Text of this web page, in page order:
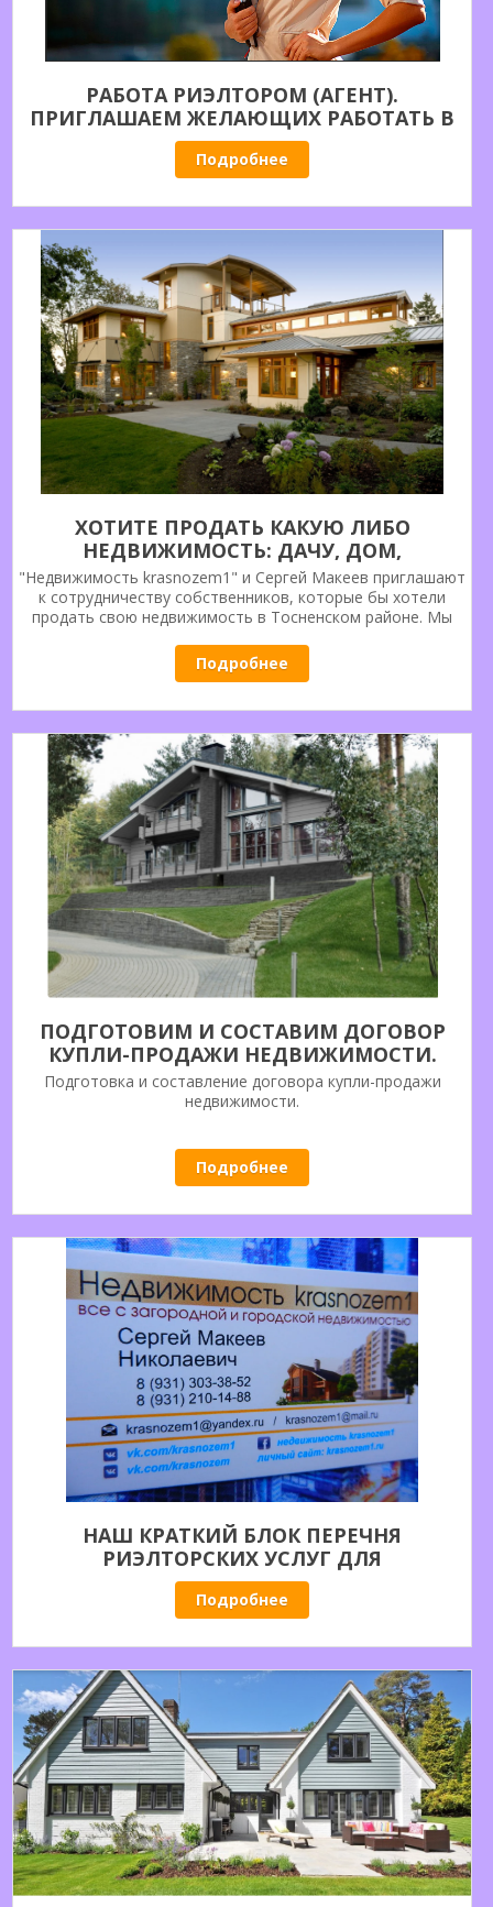
РАБОТА РИЭЛТОРОМ (АГЕНТ).
ПРИГЛАШАЕМ ЖЕЛАЮЩИХ РАБОТАТЬ В
СФЕРЕ УСЛУГ НА РЫНКЕ НЕДВИЖИМОСТИ.
Подробнее
ХОТИТЕ ПРОДАТЬ КАКУЮ ЛИБО
НЕДВИЖИМОСТЬ: ДАЧУ, ДОМ,
ЗЕМЕЛЬНЫЙ УЧАСТОК ИЛИ КВАРТИРУ.
РАДЫ ПОМОЧЬ, МЫ ПРОДАДИМ.
ОБРАЩАЙТЕСЬ.
"Недвижимость krasnozem1" и Сергей Макеев приглашают
к сотрудничеству собственников, которые бы хотели
продать свою недвижимость в Тосненском районе. Мы
возможности для Вас.
Подробнее
ПОДГОТОВИМ И СОСТАВИМ ДОГОВОР
КУПЛИ-ПРОДАЖИ НЕДВИЖИМОСТИ.
Подготовка и составление договора купли-продажи
недвижимости.
Подробнее
НАШ КРАТКИЙ БЛОК ПЕРЕЧНЯ
РИЭЛТОРСКИХ УСЛУГ ДЛЯ
СОБСТВЕННИКОВ НЕДВИЖИМОСТИ. НАШИ
ВОЗМОЖНОСТИ ДЛЯ ВАС.
Подробнее